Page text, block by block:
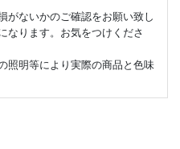
がないかのご確認をお願い致し
なります。お気をつけくださ
照明等により実際の商品と色味